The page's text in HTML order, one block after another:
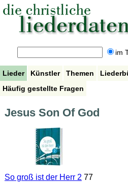
im
Lieder Künstler Themen
Häufig gestellte Fragen
Jesus Son Of God
So groß ist der Herr 2 77